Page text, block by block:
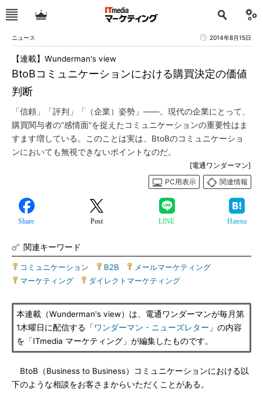
ニュース 2014年8月15日
BtoBコミュニケーションにおける購買決定の価値
判断
【連載】Wunderman's view
「信頼」「評判」「（企業）姿勢」――。現代の企業にとって、
購買関与者の“感情面”を捉えたコミュニケーションの重要性はま
すます増している。このことは実は、BtoBのコミュニケーショ
ンにおいても無視できないポイントなのだ。
[電通ワンダーマン]
PC用表示
関連情報
Share Post LINE Hatena
関連キーワード
コミュニケーション B2B メールマーケティング
マーケティング
ダイレクトマーケティング
本連載（Wunderman's view）は、電通ワンダーマンが毎月第
1木曜日に配信する「ワンダーマン・ニューズレター 」の内容
を「ITmedia マーケティング」が編集したものです。
BtoB（Business to Business）コミュニケーションにおける以
下のような相談をお客さまからいただくことがある。